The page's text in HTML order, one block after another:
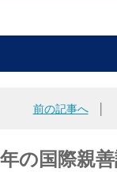
前の記事へ│
の国際親